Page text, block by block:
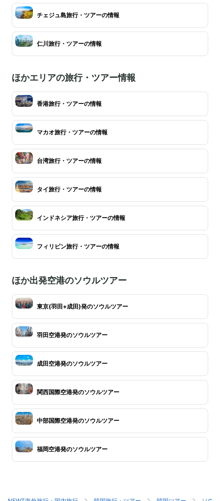
チェジュ島旅行・ツアーの情報
仁川旅行・ツアーの情報
ほかエリアの旅行・ツアー情報
香港旅行・ツアーの情報
マカオ旅行・ツアーの情報
台湾旅行・ツアーの情報
タイ旅行・ツアーの情報
インドネシア旅行・ツアーの情報
フィリピン旅行・ツアーの情報
ほか出発空港のソウルツアー
東京(羽田+成田)発のソウルツアー
羽田空港発のソウルツアー
成田空港発のソウルツアー
関西国際空港発のソウルツアー
中部国際空港発のソウルツアー
福岡空港発のソウルツアー